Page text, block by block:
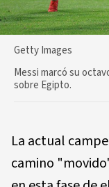
Getty Images
Messi marcó su
sobre Egipto.
La actual
camino